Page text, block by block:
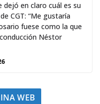
dejó en claro cuál es su
CGT: “Me gustaría
fuese como la que
Néstor
WEB